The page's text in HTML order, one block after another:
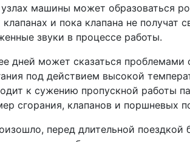
машины может образоваться
и пока клапана не получат
звуки в процессе работы.
дней может сказаться
под действием высокой
к сужению пропускной работы
сгорания, клапанов и поршневых
перед длительной поездкой